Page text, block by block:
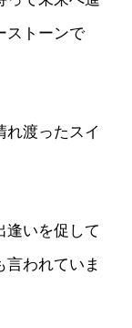
ストーンで
れ渡ったスイ
逢いを促して
言われていま